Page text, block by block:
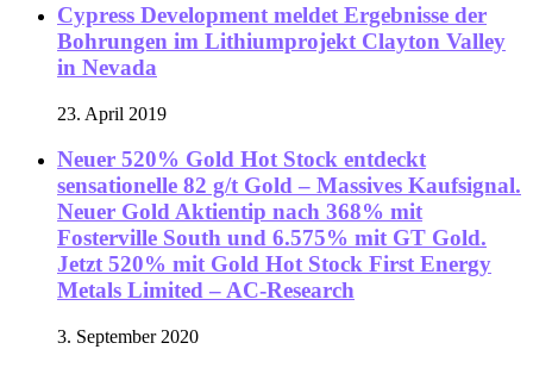
Cypress Development meldet Ergebnisse der
Bohrungen im Lithiumprojekt Clayton Valley
in Nevada
23. April 2019
Neuer 520% Gold Hot Stock entdeckt
sensationelle 82 g/t Gold – Massives Kaufsignal.
Neuer Gold Aktientip nach 368% mit
Fosterville South und 6.575% mit GT Gold.
Jetzt 520% mit Gold Hot Stock First Energy
Metals Limited – AC-Research
3. September 2020